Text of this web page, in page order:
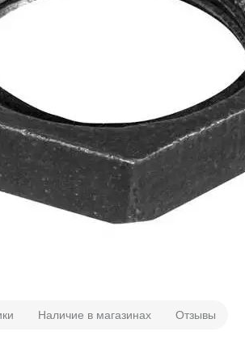
Наличие в магазинах Отзывы